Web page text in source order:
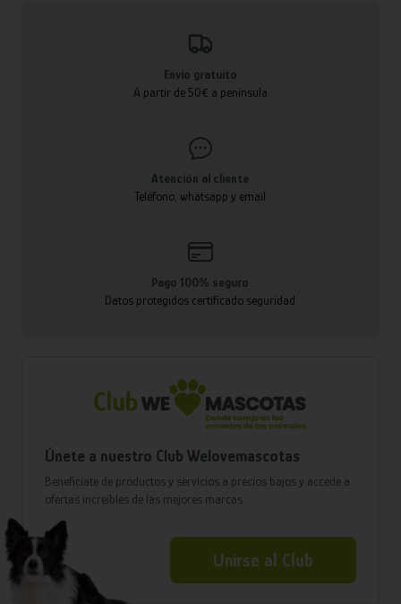
Envío gratuito
A partir de 50€ a península
Atención al cliente
Teléfono, whatsapp y email
Pago 100% seguro
Datos protegidos certificado seguridad
Únete a nuestro Club Welovemascotas
Benefíciate de productos y servicios a precios bajos y accede a
ofertas increíbles de las mejores marcas
Unirse al Club